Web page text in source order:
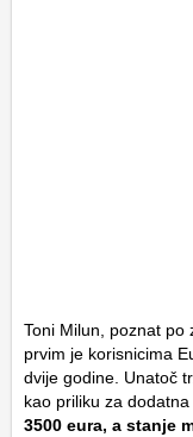
Toni Milun, poznat po
prvim je korisnicima
dvije godine. Unatoč
kao priliku za
3500 eura, a stanje